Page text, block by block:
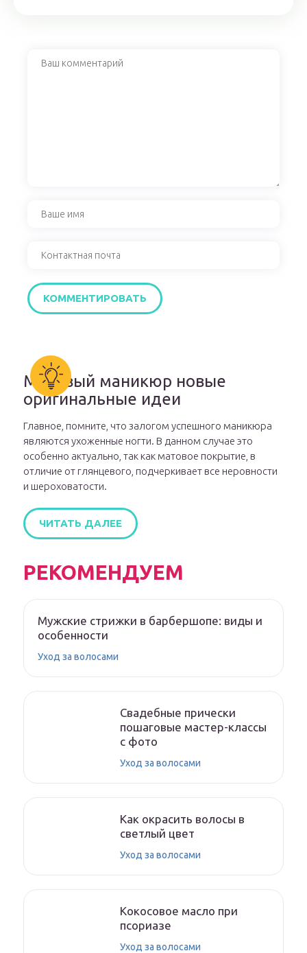
Матовый маникюр новые
оригинальные идеи
Главное, помните, что залогом успешного маникюра
являются ухоженные ногти. В данном случае это
особенно актуально, так как матовое покрытие, в
отличие от глянцевого, подчеркивает все неровности
и шероховатости.
ЧИТАТЬ ДАЛЕЕ
РЕКОМЕНДУЕМ
Мужские стрижки в барбершопе: виды и
особенности
Уход за волосами
Свадебные прически
пошаговые мастер-классы
с фото
Уход за волосами
Как окрасить волосы в
светлый цвет
Уход за волосами
Кокосовое масло при
псориазе
Уход за волосами